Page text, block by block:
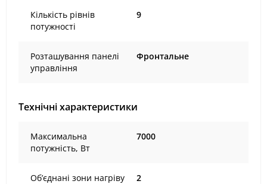
Кількість рівнів
потужності
9
Розташування панелі
управління
Фронтальне
Технічні характеристики
Максимальна
потужність, Вт
7000
Об’єднані зони нагріву 2